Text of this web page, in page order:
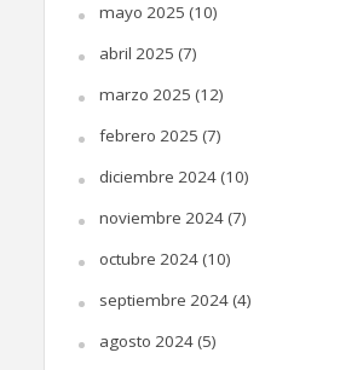
mayo 2025 (10)
abril 2025 (7)
marzo 2025 (12)
febrero 2025 (7)
diciembre 2024(10)
noviembre 2024(7)
octubre 2024(10)
septiembre 2024(4)
agosto 2024(5)